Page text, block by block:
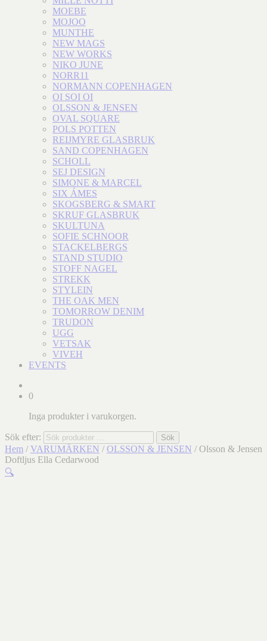
MOEBE
MOJOO
MUNTHE
NEW MAGS
NEW WORKS
NIKO JUNE
NORR11
NORMANN COPENHAGEN
OI SOI OI
OLSSON & JENSEN
OVAL SQUARE
POLS POTTEN
REIJMYRE GLASBRUK
SAND COPENHAGEN
SCHOLL
SEJ DESIGN
SIMONE & MARCEL
SIX ÁMES
SKOGSBERG & SMART
SKRUF GLASBRUK
SKULTUNA
SOFIE SCHNOOR
STACKELBERGS
STAND STUDIO
STOFF NAGEL
STREKK
STYLEIN
THE OAK MEN
TOMORROW DENIM
TRUDON
UGG
VETSAK
VIVEH
EVENTS
0
Inga produkter i varukorgen.
Sök efter: Sök
Hem / VARUMÄRKEN / OLSSON & JENSEN / Olsson & Jensen
Doftljus Ella Cedarwood
🔍